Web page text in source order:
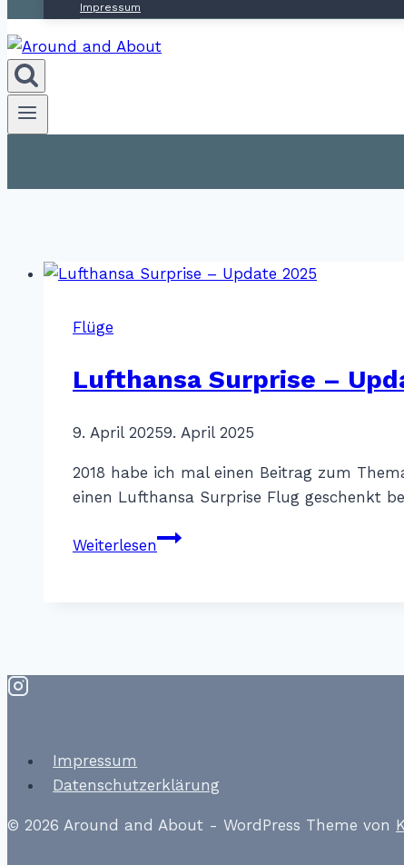
Impressum
Flüge
Lufthansa Surprise –
VonKatharina
9. April 20259. April 2025
2018 habe ich mal einen Beitrag zum
einen Lufthansa Surprise Flug geschenkt
WeiterlesenLufthansa
Impressum
Datenschutzerklärung
© 2026 Around and About - WordPress Theme von